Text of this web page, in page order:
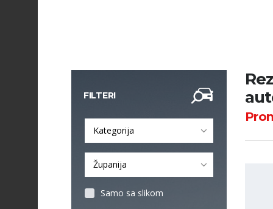
FILTERI
Kategorija
Županija
Samo sa slikom